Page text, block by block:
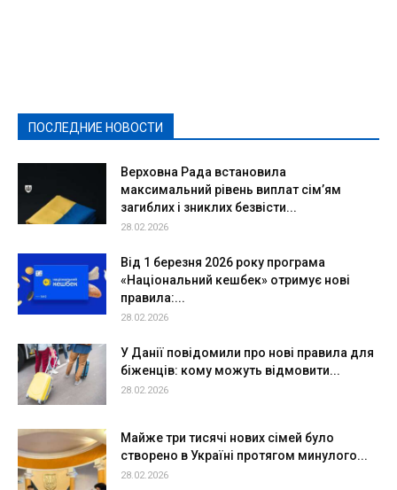
ПОСЛЕДНИЕ НОВОСТИ
Верховна Рада встановила
максимальний рівень виплат сім’ям
загиблих і зниклих безвісти...
28.02.2026
Від 1 березня 2026 року програма
«Національний кешбек» отримує нові
правила:...
28.02.2026
У Данії повідомили про нові правила для
біженців: кому можуть відмовити...
28.02.2026
Майже три тисячі нових сімей було
створено в Україні протягом минулого...
28.02.2026